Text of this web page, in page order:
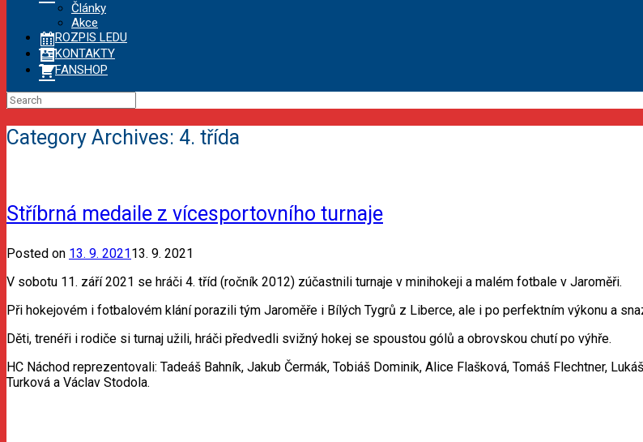
Články
Akce
ROZPIS LEDU
KONTAKTY
FANSHOP
Search
for:
Category Archives: 4. třída
Stříbrná medaile z vícesportovního turnaje
Posted on 13. 9. 202113. 9. 2021
V sobotu 11. září 2021 se hráči 4. tříd (ročník 2012) zúčastnili turnaje v minihokeji a malém fotbale v Jaroměři.
Při hokejovém i fotbalovém klání porazili tým Jaroměře i Bílých Tygrů z Liberce, ale i po perfektním výkonu a
Děti, trenéři i rodiče si turnaj užili, hráči předvedli svižný hokej se spoustou gólů a obrovskou chutí po výhře.
HC Náchod reprezentovali: Tadeáš Bahník, Jakub Čermák, Tobiáš Dominik, Alice Flašková, Tomáš Flechtner,
Turková a Václav Stodola.